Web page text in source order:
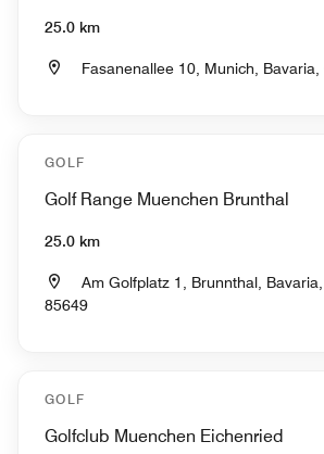
25.0 km
Fasanenallee 10, Munich,
GOLF
Golf Range Muenchen Brunthal
25.0 km
Am Golfplatz 1, Brunnthal,
85649
GOLF
Golfclub Muenchen Eichenried